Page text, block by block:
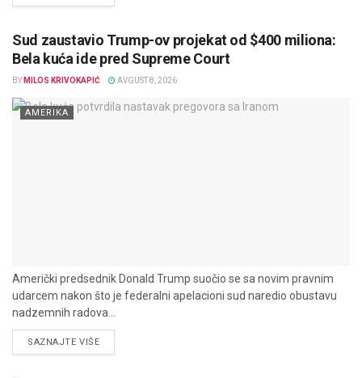
Sud zaustavio Trump-ov projekat od $400 miliona:
Bela kuća ide pred Supreme Court
BY MILOS KRIVOKAPIĆ AVGUST 8, 2026
AMERIKA
Američki predsednik Donald Trump suočio se sa novim pravnim
udarcem nakon što je federalni apelacioni sud naredio obustavu
nadzemnih radova...
SAZNAJTE VIŠEDETAILS